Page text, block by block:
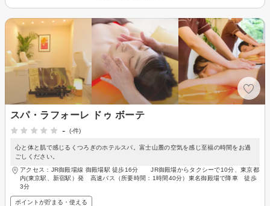
スパ・ラフォーレ ドゥ ボーテ
-
(-件)
心と体と肌で感じるくつろぎのホテルスパ。富士山麓の空気を感じ至福の時間をお過
ごしください。
アクセス：JR御殿場線 御殿場駅 徒歩16分 JR御殿場からタクシーで10分、東京都
内(東京駅、新宿駅）発 高速バス（所要時間：1時間40分）東名御殿場で降車 徒歩
3分
ポイントが貯まる・使える